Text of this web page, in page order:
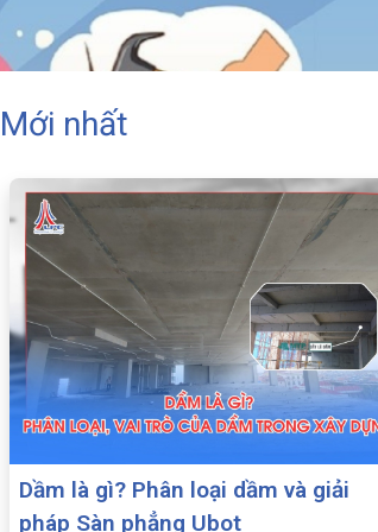
Mới nhất
Dầm là gì? Phân loại dầm và giải
pháp Sàn phẳng Ubot